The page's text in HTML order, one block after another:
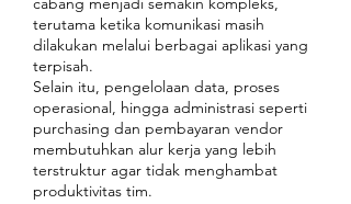
terutama ketika komunikasi masih
dilakukan melalui berbagai aplikasi yang
terpisah.
Selain itu, pengelolaan data, proses
operasional, hingga administrasi seperti
purchasing dan pembayaran vendor
membutuhkan alur kerja yang lebih
terstruktur agar tidak menghambat
produktivitas tim.